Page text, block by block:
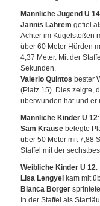
Männliche Jugend U
Jannis Lahrem gefiel
Achter im Kugelstoßen
über 60 Meter Hürden
4,37 Meter. Mit der
Sekunden.
Valerio Quintos bester
(Platz 15). Dies zeigte,
überwunden hat und er
Männliche Kinder U 12:
Sam Krause belegte
über 50 Meter mit 7,88
Staffel mit der
Weibliche Kinder U 12:
Lisa Lengyel kam mit
Bianca Borger
In der Staffel als